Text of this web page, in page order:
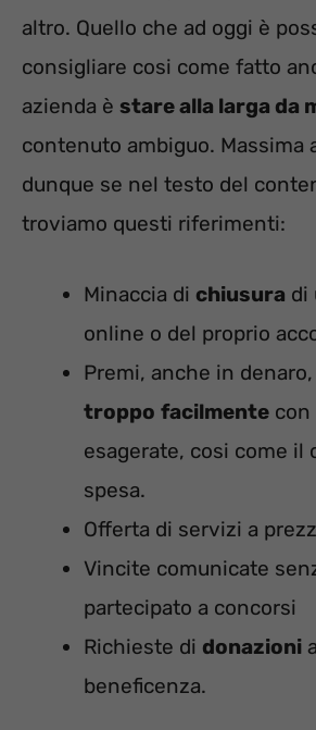
altro. Quello che ad oggi è
consigliare cosi come fatto
azienda è stare alla larga da
contenuto ambiguo. Massima
dunque se nel testo del
troviamo questi riferimenti:
Minaccia di chiusura di
online o del proprio
Premi, anche in
troppo facilmente con
esagerate, cosi come il
spesa.
Offerta di servizi a
Vincite comunicate
partecipato a concorsi
Richieste di donazioni
beneficenza.